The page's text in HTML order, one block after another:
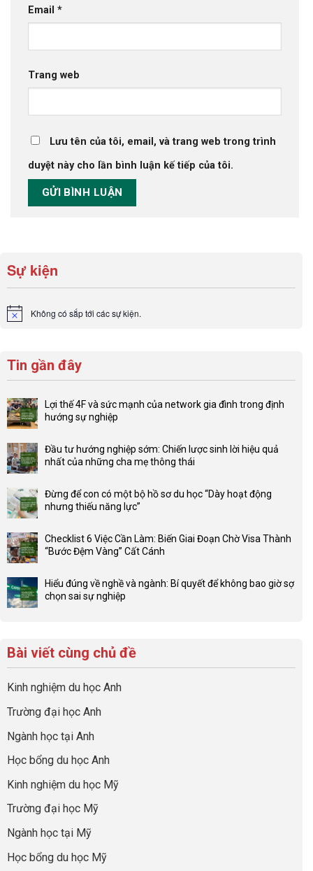
Email *
Trang web
Lưu tên của tôi, email, và trang web trong trình
duyệt này cho lần bình luận kế tiếp của tôi.
Sự kiện
Notice Không có sắp tới các sự kiện.
Tin gần đây
Lợi thế 4F và sức mạnh của network gia đình trong định
hướng sự nghiệp
có
bình
luận
Lợi
thế
sức
mạnh
network
gia
đình
sự
nghiệp
Đầu tư hướng nghiệp sớm: Chiến lược sinh lời hiệu quả
nhất của những cha mẹ thông thái
bình
luận
Đầu
tư
sớm:
Chiến
hiệu
quả
của
cha
thông
Đừng để con có một bộ hồ sơ du học “Dày hoạt động
nhưng thiếu năng lực”
bình
luận
Đừng
để
bộ
hồ
sơ
du
học
“Dày
hoạt
động
nhưng
thiếu
năng
lực”
Checklist 6 Việc Cần Làm: Biến Giai Đoạn Chờ Visa Thành
“Bước Đệm Vàng” Cất Cánh
bình
luận
Việc
Biến
Đoạn
Visa
“Bước
Vàng”
Cất
Cánh
Hiểu đúng về nghề và ngành: Bí quyết để không bao giờ sợ
chọn sai sự nghiệp
luận
ở
Hiểu
đúng
nghề
và
ngành:
Bí
quyết
không
giờ
chọn
sự
Bài viết cùng chủ đề
Kinh nghiệm du học Anh
Trường đại học Anh
Ngành học tại Anh
Học bổng du học Anh
Kinh nghiệm du học Mỹ
Trường đại học Mỹ
Ngành học tại Mỹ
Học bổng du học Mỹ